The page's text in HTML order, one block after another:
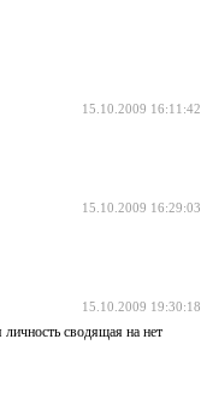
15.10.2009 16:11:42
15.10.2009 16:29:03
15.10.2009 19:30:18
сводящая на нет